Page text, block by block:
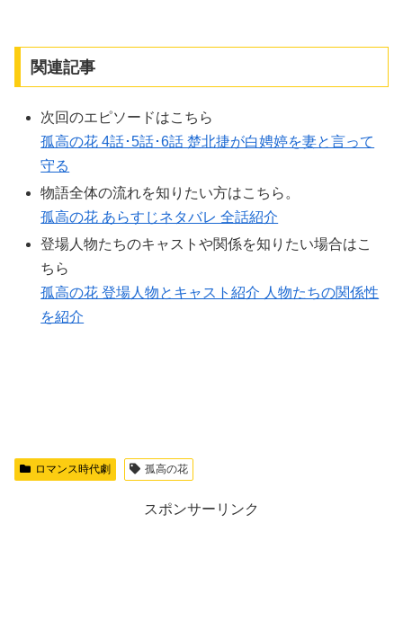
関連記事
次回のエピソードはこちら
孤高の花 4話･5話･6話 楚北捷が白娉婷を妻と言って
守る
物語全体の流れを知りたい方はこちら。
孤高の花 あらすじネタバレ 全話紹介
登場人物たちのキャストや関係を知りたい場合はこ
ちら
孤高の花 登場人物とキャスト紹介 人物たちの関係性
を紹介
ロマンス時代劇 孤高の花
スポンサーリンク